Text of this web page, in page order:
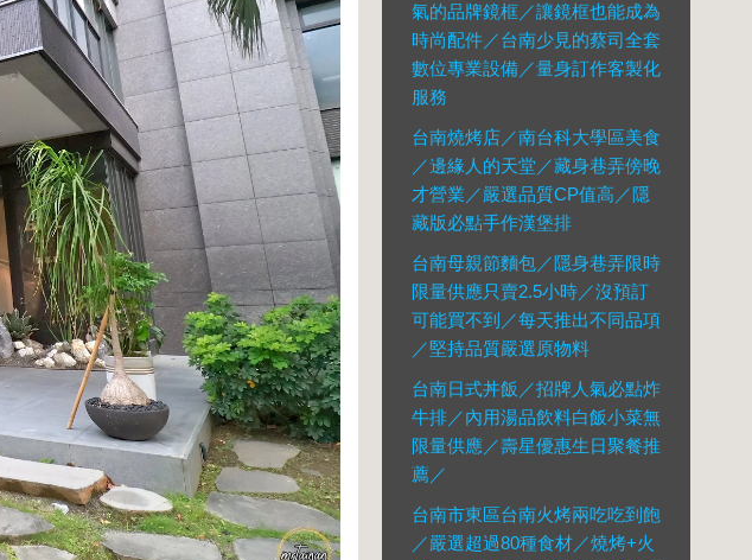
氣的品牌鏡框／讓鏡框也能成為
時尚配件／台南少見的蔡司全套
數位專業設備／量身訂作客製化
服務
台南燒烤店／南台科大學區美食
／邊緣人的天堂／藏身巷弄傍晚
才營業／嚴選品質CP值高／隱
藏版必點手作漢堡排
台南母親節麵包／隱身巷弄限時
限量供應只賣2.5小時／沒預訂
可能買不到／每天推出不同品項
／堅持品質嚴選原物料
台南日式丼飯／招牌人氣必點炸
牛排／內用湯品飲料白飯小菜無
限量供應／壽星優惠生日聚餐推
薦／
台南市東區台南火烤兩吃吃到飽
／嚴選超過80種食材／燒烤+火